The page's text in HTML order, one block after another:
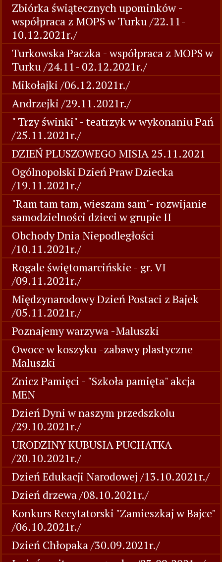
Zbiórka świątecznych upominków -
współpraca z MOPS w Turku /22.11-
10.12.2021r./
Turkowska Paczka - współpraca z MOPS w
Turku /24.11- 02.12.2021r./
Mikołajki /06.12.2021r./
Andrzejki /29.11.2021r./
" Trzy świnki" - teatrzyk w wykonaniu Pań
/25.11.2021r./
DZIEŃ PLUSZOWEGO MISIA 25.11.2021
Ogólnopolski Dzień Praw Dziecka
/19.11.2021r./
"Ram tam tam, wieszam sam"- rozwijanie
samodzielności dzieci w grupie II
Obchody Dnia Niepodległości
/10.11.2021r./
Rogale świętomarcińskie - gr. VI
/09.11.2021r./
Międzynarodowy Dzień Postaci z Bajek
/05.11.2021r./
Poznajemy warzywa -Maluszki
Owoce w koszyku -zabawy plastyczne
Maluszki
Znicz Pamięci - "Szkoła pamięta" akcja
MEN
Dzień Dyni w naszym przedszkolu
/29.10.2021r./
URODZINY KUBUSIA PUCHATKA
/20.10.2021r./
Dzień Edukacji Narodowej /13.10.2021r./
Dzień drzewa /08.10.2021r./
Konkurs Recytatorski "Zamieszkaj w Bajce"
/06.10.2021r./
Dzień Chłopaka /30.09.2021r./